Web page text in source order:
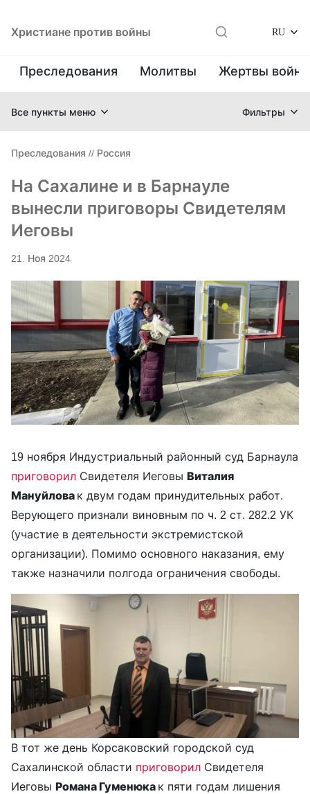
Христиане против войны RU
Преследования Молитвы Жертвы
Все пункты меню Фильтры
Преследования // Россия
На Сахалине и в Барнауле
вынесли приговоры Свидетелям
Иеговы
21. Ноя 2024
19 ноября Индустриальный районный суд Барнаула
приговорил Свидетеля Иеговы Виталия
Мануйлова к двум годам принудительных работ.
Верующего признали виновным по ч. 2 ст. 282.2 УК
(участие в деятельности экстремистской
организации). Помимо основного наказания, ему
также назначили полгода ограничения свободы.
В тот же день Корсаковский городской суд
Сахалинской области приговорил Свидетеля
Иеговы Романа Гуменюка к пяти годам лишения